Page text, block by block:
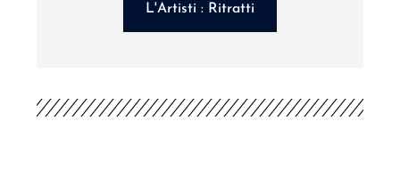
L'Artisti : Ritratti